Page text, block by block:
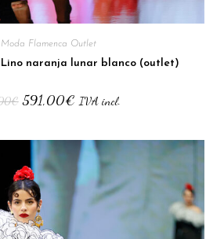
Moda Flamenca Outlet
naranja lunar blanco (outlet)
€ 591,00€ IVA incl.